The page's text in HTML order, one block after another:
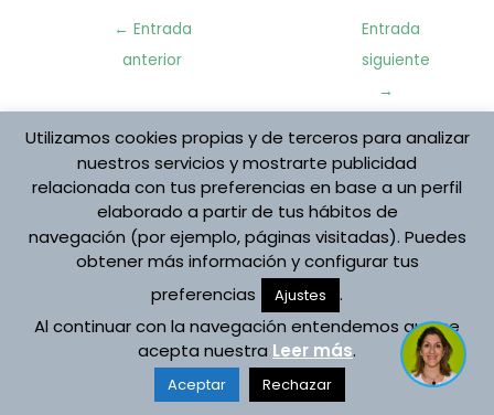
Navegación
entradas
← Entrada
anterior
Entrada
siguiente
→
Protección de datos
Aviso Legal
Política de cookies
Registro de Actividades
Copyright © 2026 Asociación Española Vojta
Desarrollado por Asociación Española Vojta
Utilizamos cookies propias y de terceros para analizar
nuestros servicios y mostrarte publicidad
relacionada con tus preferencias en base a un perfil
elaborado a partir de tus hábitos de
navegación (por ejemplo, páginas visitadas). Puedes
obtener más información y configurar tus
preferencias
Ajustes
.
Al continuar con la navegación entendemos que se
acepta nuestra Leer más.
Aceptar Rechazar